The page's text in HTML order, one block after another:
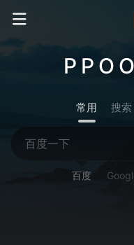
常用 搜索
百度